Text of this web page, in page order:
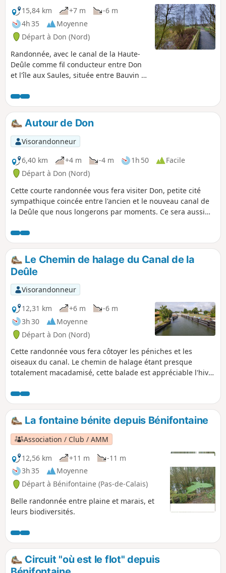
15,84 km
+7 m
-6 m
4h 35
Moyenne
Départ à Don (Nord)
Randonnée, avec le canal de la Haute-
Deûle comme fil conducteur entre Don
et l'île aux Saules, située entre Bauvin et
aurez l'occasion de découvrir des
espaces naturels de toute beauté, tels
que le Parc de La Louvière, l'Espace
Chico Mendès et l'Île aux Saules.
Autour de Don
Visorandonneur
6,40 km
+4 m -4 m 1h 50
Facile
Départ à Don (Nord)
Cette courte randonnée vous fera visiter Don, petite cité
sympathique coincée entre l'ancien et le nouveau canal de
la Deûle que nous longerons par moments. Ce sera aussi
Louvière.
Le Chemin de halage du Canal de la
Deûle
Visorandonneur
12,31 km
+6 m
-6 m
3h 30
Moyenne
Départ à Don (Nord)
Cette randonnée vous fera côtoyer les péniches et les
oiseaux du canal. Le chemin de halage étant presque
totalement macadamisé, cette balade est appréciable l'hiver
La fontaine bénite depuis Bénifontaine
Association / Club / AMM
12,56 km
+11 m
-11 m
3h 35
Moyenne
Départ à Bénifontaine (Pas-de-Calais)
Belle randonnée entre plaine et marais, et
leurs biodiversités.
Circuit "où est le flot" depuis